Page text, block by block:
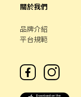
關於我們
品牌介紹
平台規範